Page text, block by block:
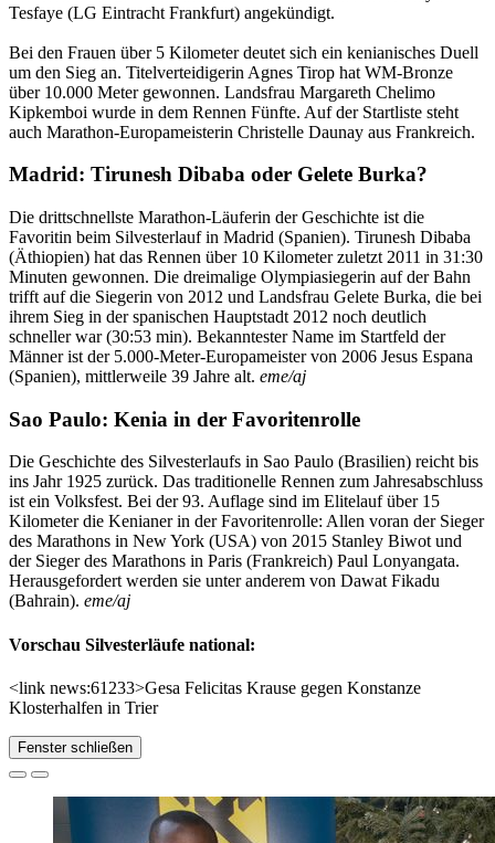
Tesfaye (LG Eintracht Frankfurt) angekündigt.
Bei den Frauen über 5 Kilometer deutet sich ein kenianisches Duell
um den Sieg an. Titelverteidigerin Agnes Tirop hat WM-Bronze
über 10.000 Meter gewonnen. Landsfrau Margareth Chelimo
Kipkemboi wurde in dem Rennen Fünfte. Auf der Startliste steht
auch Marathon-Europameisterin Christelle Daunay aus Frankreich.
Madrid: Tirunesh Dibaba oder Gelete Burka?
Die drittschnellste Marathon-Läuferin der Geschichte ist die
Favoritin beim Silvesterlauf in Madrid (Spanien). Tirunesh Dibaba
(Äthiopien) hat das Rennen über 10 Kilometer zuletzt 2011 in 31:30
Minuten gewonnen. Die dreimalige Olympiasiegerin auf der Bahn
trifft auf die Siegerin von 2012 und Landsfrau Gelete Burka, die bei
ihrem Sieg in der spanischen Hauptstadt 2012 noch deutlich
schneller war (30:53 min). Bekanntester Name im Startfeld der
Männer ist der 5.000-Meter-Europameister von 2006 Jesus Espana
(Spanien), mittlerweile 39 Jahre alt. eme/aj
Sao Paulo: Kenia in der Favoritenrolle
Die Geschichte des Silvesterlaufs in Sao Paulo (Brasilien) reicht bis
ins Jahr 1925 zurück. Das traditionelle Rennen zum Jahresabschluss
ist ein Volksfest. Bei der 93. Auflage sind im Elitelauf über 15
Kilometer die Kenianer in der Favoritenrolle: Allen voran der Sieger
des Marathons in New York (USA) von 2015 Stanley Biwot und
der Sieger des Marathons in Paris (Frankreich) Paul Lonyangata.
Herausgefordert werden sie unter anderem von Dawat Fikadu
(Bahrain). eme/aj
Vorschau Silvesterläufe national:
<link news:61233>Gesa Felicitas Krause gegen Konstanze
Klosterhalfen in Trier
Fenster schließen